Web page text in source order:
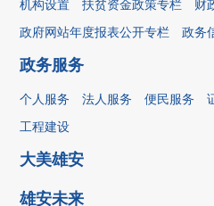
机构设置 扶贫资金政策专栏
财
政府网站年度报表公开专栏
政务
政务服务
个人服务 法人服务 便民服务
工程建设
大美雄安
雄安未来